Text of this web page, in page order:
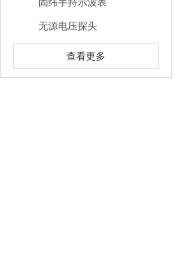
无源电压探头
查看更多